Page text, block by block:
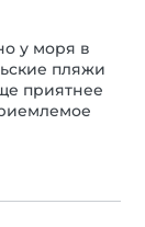
у моря в
пляжи
приятнее